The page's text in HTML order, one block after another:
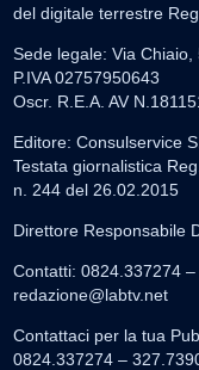
del digitale terrestre
Sede legale: Via
P.IVA 02757950643
Oscr. R.E.A. AV
Editore: Consulservice
Testata giornalistica
n. 244 del 26.02.2015
Direttore Responsabile
Contatti: 0824.337274
redazione@labtv.net
Contattaci per la tua
0824.337274 –